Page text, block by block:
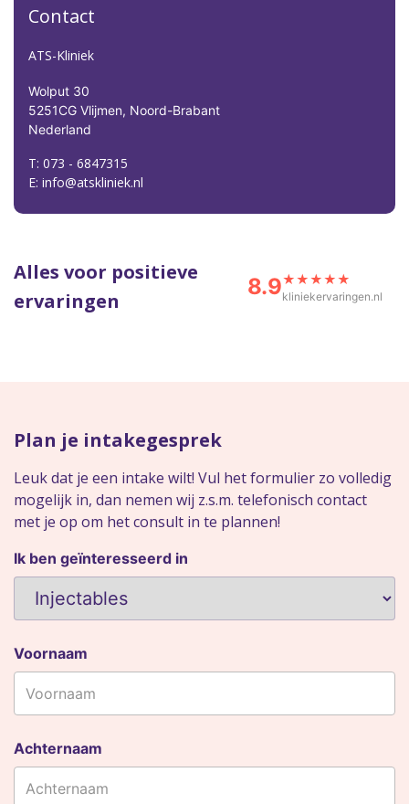
Contact
ATS-Kliniek
Wolput 30
5251CG Vlijmen, Noord-Brabant
Nederland
T: 073 - 6847315
E: info@atskliniek.nl
Alles voor positieve
ervaringen
8.9★★★★★
kliniekervaringen.nl
Plan je intakegesprek
Leuk dat je een intake wilt! Vul het formulier zo volledig
mogelijk in, dan nemen wij z.s.m. telefonisch contact
met je op om het consult in te plannen!
Ik ben geïnteresseerd in
Voornaam
Achternaam